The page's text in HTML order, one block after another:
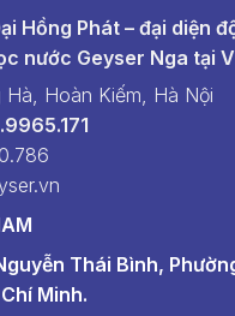
Hồng Phát – đại diện
nước Geyser Nga tại
Hà, Hoàn Kiếm, Hà Nội
Thái Bình,
Minh.